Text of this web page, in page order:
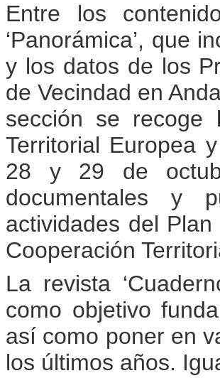
Entre los
‘Panorámica’, que
y los datos de los
de Vecindad en
sección se recoge
Territorial Europea
28 y 29 de
documentales y
actividades del
Cooperación
La revista
como objetivo
así como poner en
los últimos años.